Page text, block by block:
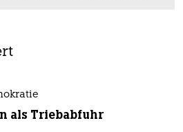
als Triebabfuhr